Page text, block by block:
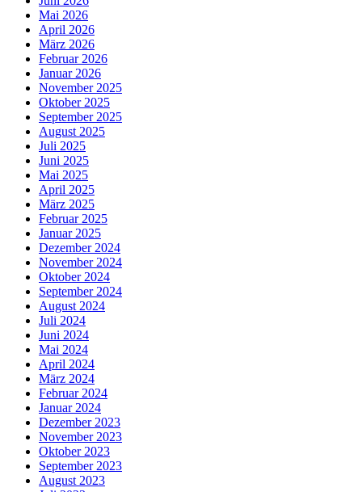
Mai 2026
April 2026
März 2026
Februar 2026
Januar 2026
November 2025
Oktober 2025
September 2025
August 2025
Juli 2025
Juni 2025
Mai 2025
April 2025
März 2025
Februar 2025
Januar 2025
Dezember 2024
November 2024
Oktober 2024
September 2024
August 2024
Juli 2024
Juni 2024
Mai 2024
April 2024
März 2024
Februar 2024
Januar 2024
Dezember 2023
November 2023
Oktober 2023
September 2023
August 2023